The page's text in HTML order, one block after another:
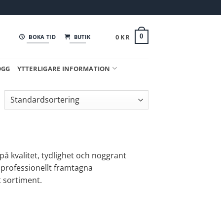
BOKA TID BUTIK 0 KR 0
YTTERLIGARE INFORMATION
kvalitet, tydlighet och noggrant
framtagna
sortiment.